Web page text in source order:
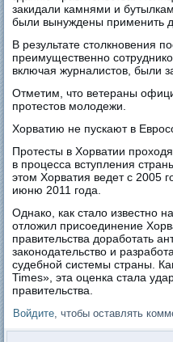
закидали камнями и
были вынуждены применить
В результате столкновения
преимущественно
включая журналистов, были
Отметим, что ветераны
протестов молодежи.
Хорватию не пускают в
Протесты в Хорватии
в процесса вступления
этом Хорватия ведет с 2005
июню 2011 года.
Однако, как стало известно
отложил присоединение
правительства доработать
законодательство и
судебной системы страны.
Times», эта оценка стала
правительства.
Войдите , чтобы оставлять